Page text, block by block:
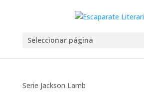
Seleccionar página
Serie Jackson Lamb